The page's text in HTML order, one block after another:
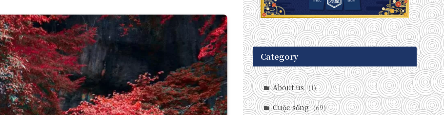
Category
About us (1)
Cuộc sống (69)